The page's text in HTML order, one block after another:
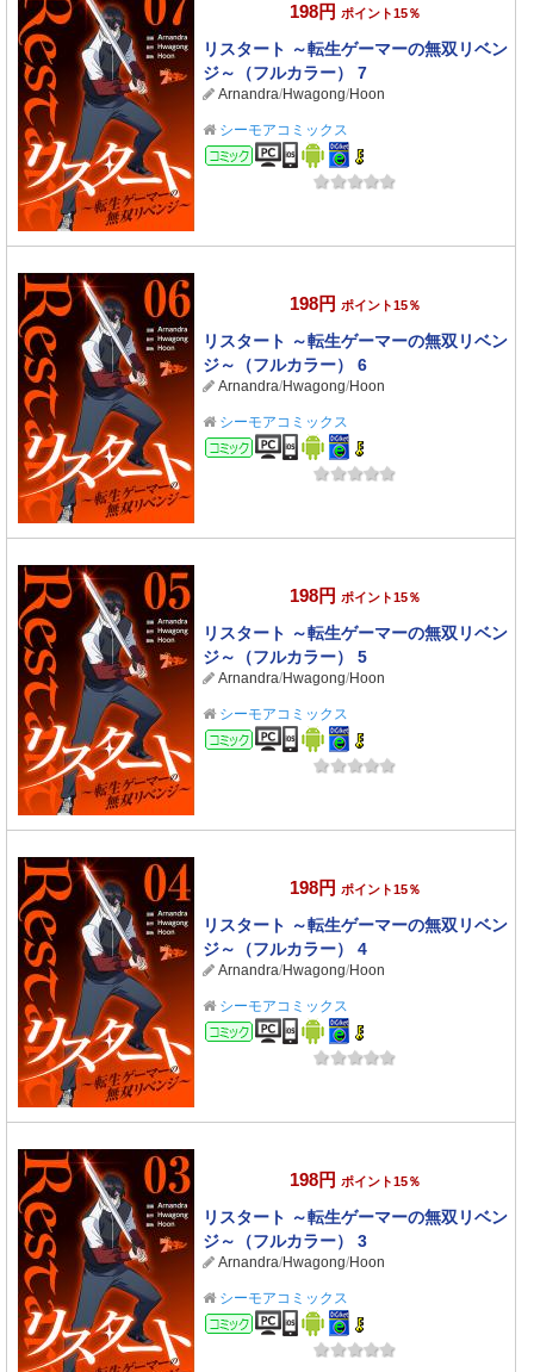
198円 ポイント15％
リスタート ～転生ゲーマーの無双リベン
ジ～（フルカラー） 7
Arnandra/Hwagong/Hoon
シーモアコミックス
コミック
198円 ポイント15％
リスタート ～転生ゲーマーの無双リベン
ジ～（フルカラー） 6
Arnandra/Hwagong/Hoon
シーモアコミックス
コミック
198円 ポイント15％
リスタート ～転生ゲーマーの無双リベン
ジ～（フルカラー） 5
Arnandra/Hwagong/Hoon
シーモアコミックス
コミック
198円 ポイント15％
リスタート ～転生ゲーマーの無双リベン
ジ～（フルカラー） 4
Arnandra/Hwagong/Hoon
シーモアコミックス
コミック
198円 ポイント15％
リスタート ～転生ゲーマーの無双リベン
ジ～（フルカラー） 3
Arnandra/Hwagong/Hoon
シーモアコミックス
コミック